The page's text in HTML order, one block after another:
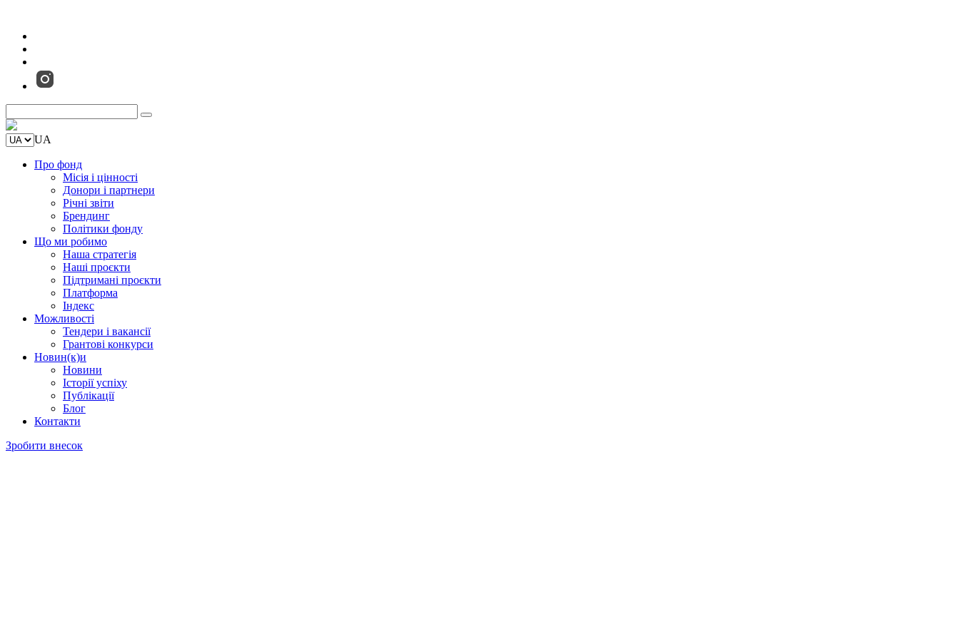
UA
Про фонд
Місія і цінності
Донори і партнери
Річні звіти
Брендинг
Політики фонду
Що ми робимо
Наша стратегія
Наші проєкти
Підтримані проєкти
Платформа
Індекс
Можливості
Тендери і вакансії
Грантові конкурси
Новин(к)и
Новини
Історії успіху
Публікації
Блог
Контакти
Зробити внесок